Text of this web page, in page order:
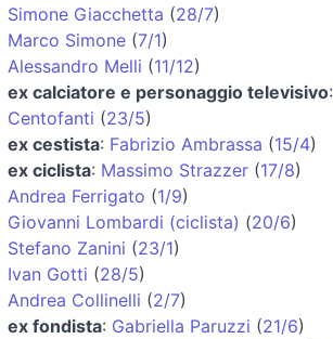
Simone Giacchetta (28/7)
Marco Simone (7/1)
Alessandro Melli (11/12)
ex calciatore e personaggio televisivo:
Centofanti (23/5)
ex cestista: Fabrizio Ambrassa (15/4)
ex ciclista: Massimo Strazzer (17/8)
Andrea Ferrigato (1/9)
Giovanni Lombardi (ciclista) (20/6)
Stefano Zanini (23/1)
Ivan Gotti (28/5)
Andrea Collinelli (2/7)
ex fondista: Gabriella Paruzzi (21/6)